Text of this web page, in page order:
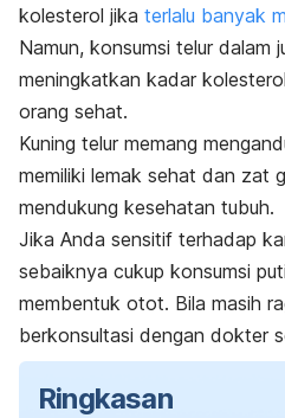
kolesterol jika terlalu banyak
Namun, konsumsi telur dalam
meningkatkan kadar
orang sehat.
Kuning telur memang
memiliki lemak sehat dan zat
mendukung kesehatan tubuh.
Jika Anda sensitif terhadap
sebaiknya cukup konsumsi
membentuk otot. Bila masih
berkonsultasi dengan dokter
Ringkasan